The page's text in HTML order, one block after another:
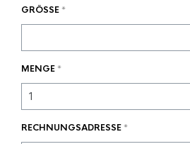
GRÖSSE*
MENGE*
RECHNUNGSADRESSE*